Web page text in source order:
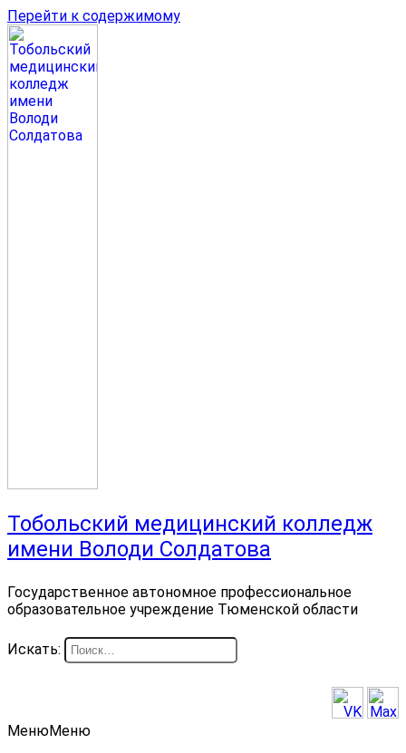
Перейти к содержимому
Тобольский медицинский колледж
имени Володи Солдатова
Государственное автономное профессиональное
образовательное учреждение Тюменской области
Искать:
МенюМеню